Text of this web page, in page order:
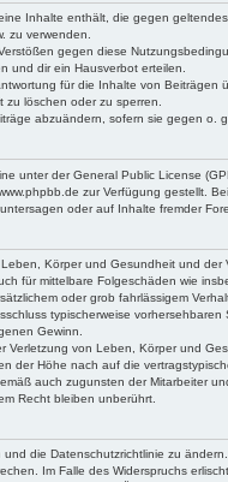
Inhalte enthält, die gegen
zu verwenden.
gegen diese
und dir ein Hausverbot erteilen.
für die Inhalte von
zu löschen oder zu sperren.
abzuändern, sofern sie gegen
unter der General Public License
zur Verfügung gestellt.
oder auf Inhalte fremder
Körper und Gesundheit und
für mittelbare Folgeschäden wie
oder grob fahrlässigem
typischerweise
Gewinn.
von Leben, Körper und
der Höhe nach auf die
auch zugunsten der Mitarbeiter
Recht bleiben unberührt.
die Datenschutzrichtlinie zu
Im Falle des Widerspruchs